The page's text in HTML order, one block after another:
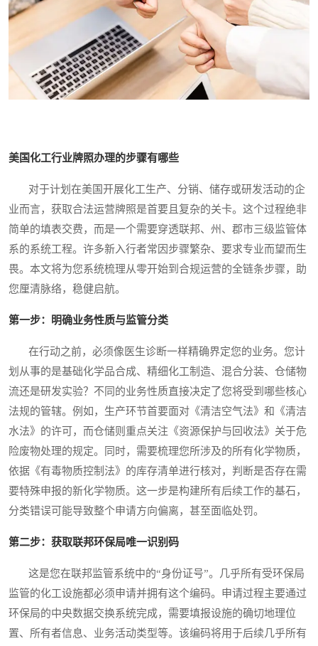
美国化工行业牌照办理的步骤有哪些
对于计划在美国开展化工生产、分销、储存或研发活动的企
业而言，获取合法运营牌照是首要且复杂的关卡。这个过程绝非
简单的填表交费，而是一个需要穿透联邦、州、郡市三级监管体
系的系统工程。许多新入行者常因步骤繁杂、要求专业而望而生
畏。本文将为您系统梳理从零开始到合规运营的全链条步骤，助
您厘清脉络，稳健启航。
第一步：明确业务性质与监管分类
在行动之前，必须像医生诊断一样精确界定您的业务。您计
划从事的是基础化学品合成、精细化工制造、混合分装、仓储物
流还是研发实验？不同的业务性质直接决定了您将受到哪些核心
法规的管辖。例如，生产环节首要面对《清洁空气法》和《清洁
水法》的许可，而仓储则重点关注《资源保护与回收法》关于危
险废物处理的规定。同时，需要梳理您所涉及的所有化学物质，
依据《有毒物质控制法》的库存清单进行核对，判断是否存在需
要特殊申报的新化学物质。这一步是构建所有后续工作的基石，
分类错误可能导致整个申请方向偏离，甚至面临处罚。
第二步：获取联邦环保局唯一识别码
这是您在联邦监管系统中的“身份证号”。几乎所有受环保局
监管的化工设施都必须申请并拥有这个编码。申请过程主要通过
环保局的中央数据交换系统完成，需要填报设施的确切地理位
置、所有者信息、业务活动类型等。该编码将用于后续几乎所有